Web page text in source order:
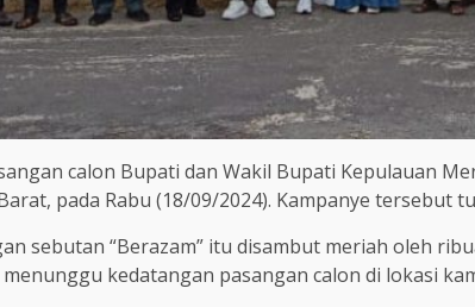
calon Bupati dan Wakil Bupati Kepulauan
pada Rabu (18/09/2024). Kampanye
sebutan “Berazam” itu disambut meriah oleh
kedatangan pasangan calon di lokasi